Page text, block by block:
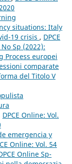
situations: Italy
19 crisis , DPCE
Sp (2022):
Process europei
comparate
del Titolo V
DPCE Online: Vol.
emergencia y
Online: Vol. 54
Online Sp-